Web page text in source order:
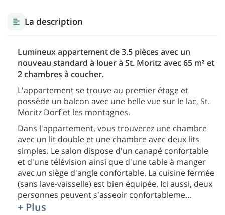
La description
Lumineux appartement de 3.5 pièces avec un
nouveau standard à louer à St. Moritz avec 65 m² et
2 chambres à coucher.
L'appartement se trouve au premier étage et
possède un balcon avec une belle vue sur le lac, St.
Moritz Dorf et les montagnes.
Dans l'appartement, vous trouverez une chambre
avec un lit double et une chambre avec deux lits
simples. Le salon dispose d'un canapé confortable
et d'une télévision ainsi que d'une table à manger
avec un siège d'angle confortable. La cuisine fermée
(sans lave-vaisselle) est bien équipée. Ici aussi, deux
personnes peuvent s'asseoir confortableme...
+ Plus